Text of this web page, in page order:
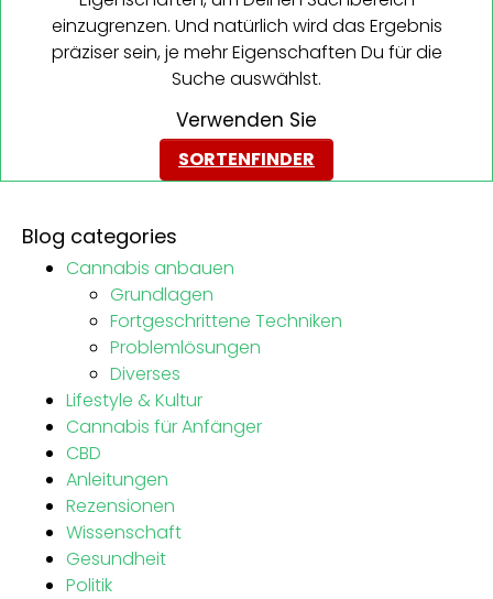
einzugrenzen. Und natürlich wird das Ergebnis
präziser sein, je mehr Eigenschaften Du für die
Suche auswählst.
Verwenden Sie
SORTENFINDER
Blog categories
Cannabis anbauen
Grundlagen
Fortgeschrittene Techniken
Problemlösungen
Diverses
Lifestyle & Kultur
Cannabis für Anfänger
CBD
Anleitungen
Rezensionen
Wissenschaft
Gesundheit
Politik